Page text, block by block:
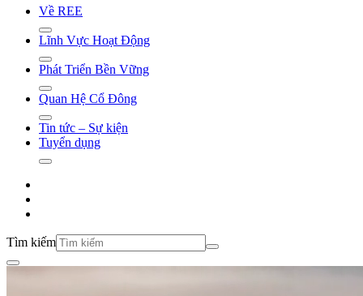
Về REE
Lĩnh Vực Hoạt Động
Phát Triển Bền Vững
Quan Hệ Cổ Đông
Tin tức – Sự kiện
Tuyển dụng
Tìm kiếm